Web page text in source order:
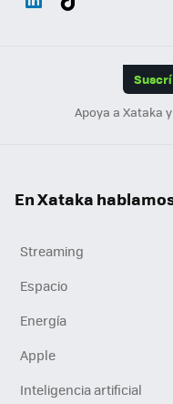
Apoya a Xataka
En Xataka
Streaming
Espacio
Energía
Apple
Inteligencia artificial